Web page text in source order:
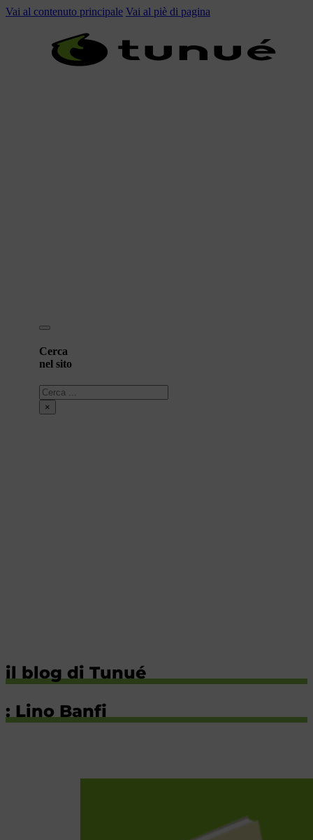
Vai al contenuto principale Vai al piè di pagina
Cerca
nel sito
Cerca
×
il blog di Tunué
: Lino Banfi